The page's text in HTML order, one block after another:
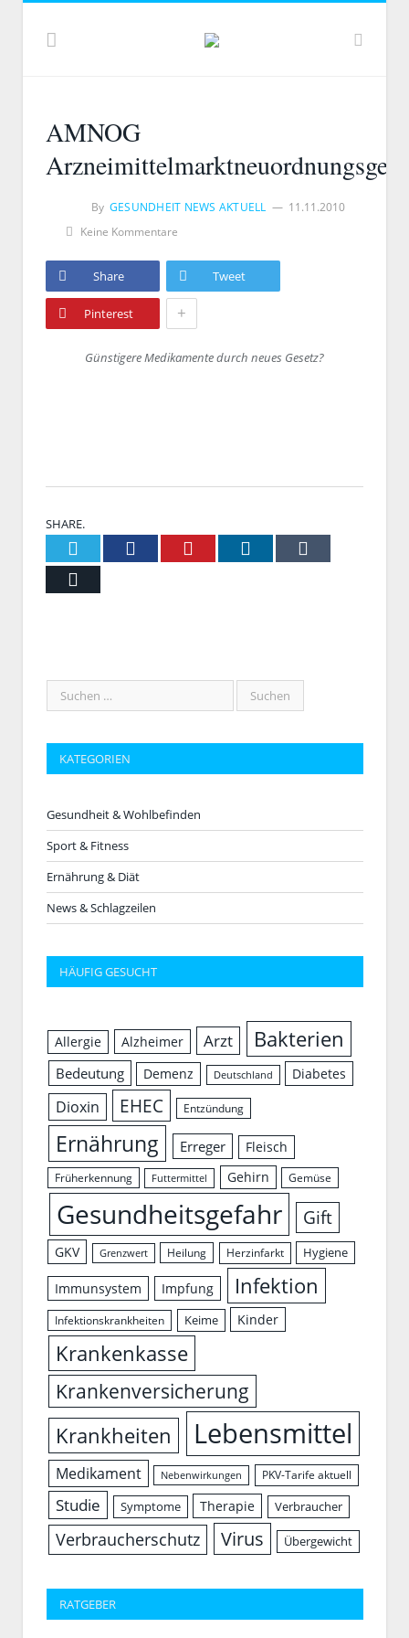
AMNOG
By GESUNDHEIT NEWS AKTUELL
11.11.2010
Keine Kommentare
Share Tweet
Pinterest +
Günstigere Medikamente durch neues Gesetz?
SHARE.
Twitter Facebook Pinterest LinkedIn
KATEGORIEN
Gesundheit & Wohlbefinden
Sport & Fitness
Ernährung & Diät
News & Schlagzeilen
HÄUFIG GESUCHT
Allergie Alzheimer Arzt Bakterien
Bedeutung Demenz Deutschland Diabetes
Dioxin EHEC Entzündung
Ernährung Erreger Fleisch
Früherkennung Futtermittel Gehirn Gemüse
Gesundheitsgefahr Gift
GKV Grenzwert Heilung Herzinfarkt Hygiene
Immunsystem Impfung Infektion
Infektionskrankheiten Keime Kinder
Krankenkasse
Krankenversicherung
Krankheiten Lebensmittel
Medikament Nebenwirkungen PKV-Tarife aktuell
Studie Symptome Therapie Verbraucher
Verbraucherschutz Virus Übergewicht
RATGEBER